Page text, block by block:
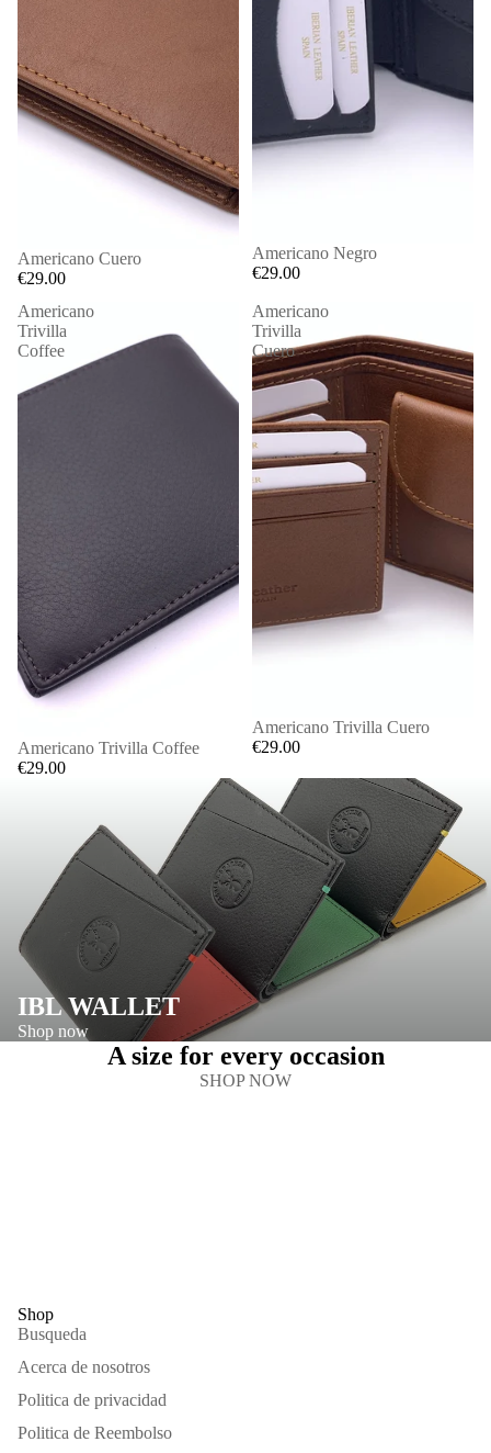
Americano Cuero
€29.00
Americano Negro
€29.00
Americano
Trivilla
Coffee
Americano Trivilla Coffee
€29.00
Americano
Trivilla
Cuero
Americano Trivilla Cuero
€29.00
IBL WALLET
Shop now
A size for every occasion
SHOP NOW
Shop
Busqueda
Acerca de nosotros
Politica de privacidad
Politica de Reembolso